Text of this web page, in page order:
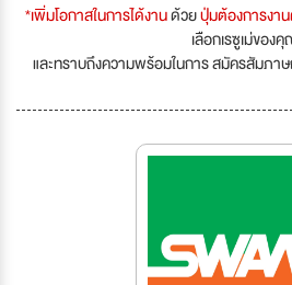
*เพิ่มโอกาสในการได้งานด้วยปุ่มต้องการงา
เลือกเรซูเม่ของ
และทราบถึงความพร้อมในการ สมัครสัมภา